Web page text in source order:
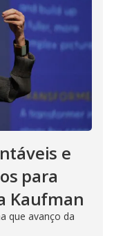
e
para
Kaufman
que avanço da